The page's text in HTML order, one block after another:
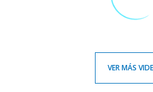
VER MÁS